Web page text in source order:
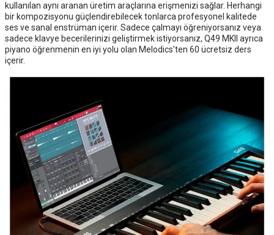
kullanılan aynı aranan üretim araçlarına erişmenizi sağlar. Herhangi
bir kompozisyonu güçlendirebilecek tonlarca profesyonel kalitede
ses ve sanal enstrüman içerir. Sadece çalmayı öğreniyorsanız veya
sadece klavye becerilerinizi geliştirmek istiyorsanız, Q49 MKII ayrıca
piyano öğrenmenin en iyi yolu olan Melodics'ten 60 ücretsiz ders
içerir.